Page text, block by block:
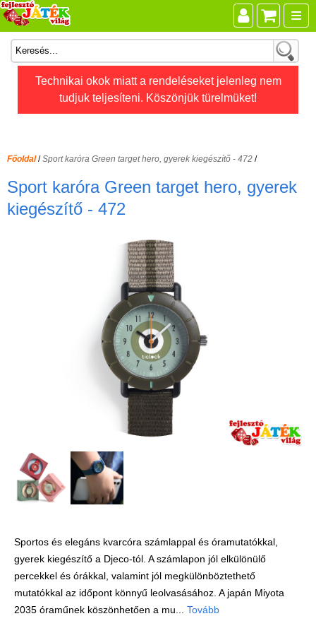
Technikai okok miatt a rendeléseket jelenleg nem
tudjuk teljesíteni. Köszönjük türelmüket!
Főoldal/Sport karóra Green target hero, gyerek kiegészítő - 472 /
Sport karóra Green target hero, gyerek
kiegészítő - 472
Sportos és elegáns kvarcóra számlappal és óramutatókkal,
gyerek kiegészítő a Djeco-tól. A számlapon jól elkülönülő
percekkel és órákkal, valamint jól megkülönböztethető
mutatókkal az időpont könnyű leolvasásához. A japán Miyota
2035 óraműnek köszönhetően a mu... Tovább
Összes játék
Játékok életkor szerint
Bébijátékok
Építőjáték
Foglalkoztató füzet
Fajátékok
Játék hangszer
Futóbiciklik, rollerek
Gyerekszoba
Intelligens gyurma
Iskolaszerek
Logikai játékok
LOGICO
LÜK